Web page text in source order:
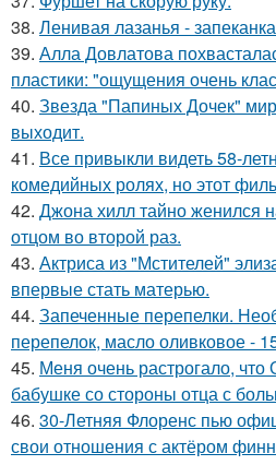
38. Ленивая лазанья -
39. Алла Довлатова
пластики: "ощущения очень
40. Звезда "Папиных Дочек"
выходит.
41. Все привыкли видеть 58-
комедийных ролях, но этот
42. Джона хилл тайно женился
отцом во второй раз.
43. Актриса из "Мстителей"
впервые стать матерью.
44. Запеченные перепелки.
перепелок, масло оливковое -
45. Меня очень растрогало,
бабушке со стороны отца с
46. 30-Летняя Флоренс пью
свои отношения с актёром